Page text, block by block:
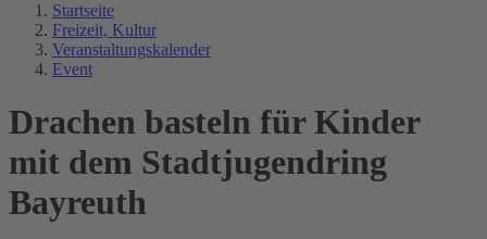
Startseite
Freizeit, Kultur
Veranstaltungskalender
Event
Drachen basteln für Kinder
mit dem Stadtjugendring
Bayreuth